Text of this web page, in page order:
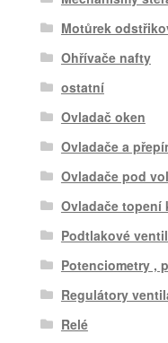
Motůrek
Ohřívače nafty
ostatní
Ovladač oken
Ovladače a
Ovladače pod
Ovladače topení
Podtlakové
Potenciometry ,
Regulátory
Relé